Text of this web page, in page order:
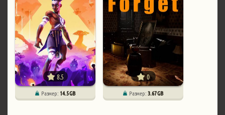
8.5
Размер: 14.5 GB
0
Размер:3.67 GB